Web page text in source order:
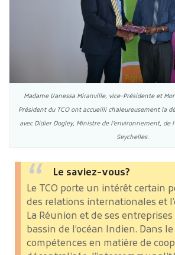
Madame Vanessa Miranville, vice-Présidente et
Président du TCO ont accueilli chaleureusement la
avec Didier Dogley, Ministre de l’environnement, de
Seychelles.
Le saviez-vous?
Le TCO porte un intérêt certain
des relations internationales et
La Réunion et de ses
bassin de l’océan Indien. Dans
compétences en matière de